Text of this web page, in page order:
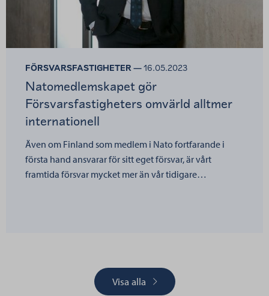
FÖRSVARSFASTIGHETER —16.05.2023
Natomedlemskapet gör
Försvarsfastigheters omvärld alltmer
internationell
Även om Finland som medlem i Nato fortfarande i
första hand ansvarar för sitt eget försvar, är vårt
framtida försvar mycket mer än vår tidigare…
Visa alla